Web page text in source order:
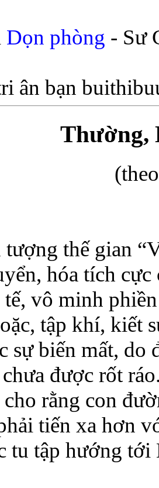
Dọn phòng - Sư
ân bạn
Thường,
thế gian
hóa tích
vô minh
tập khí, kiết
sự biến mất, do
được rốt
cho rằng con
tiến xa hơn
tu tập hướng tới